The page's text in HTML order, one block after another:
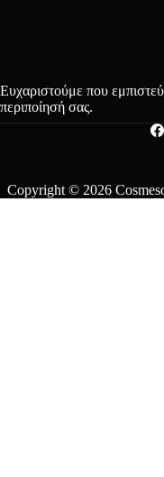
Ευχαριστούμε που
περιποίησή σας.
Copyright © 2026